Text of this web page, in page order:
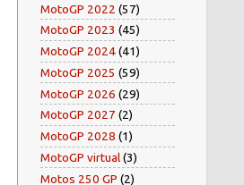
MotoGP 2022 (57)
MotoGP 2023 (45)
MotoGP 2024(41)
MotoGP 2025 (59)
MotoGP 2026 (29)
MotoGP 2027 (2)
MotoGP 2028 (1)
MotoGP virtual(3)
Motos 250 GP (2)